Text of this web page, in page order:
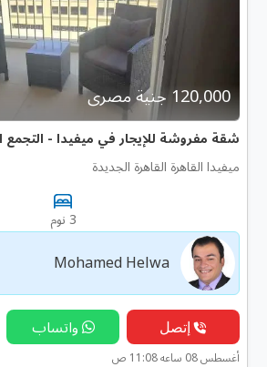
120,000 جنية مصرى
شقة مفروشة للإيجار في ميفيدا -
ميفيدا القاهرة القاهرة الجديدة
3 نوم
Mohamed Helwa
إتصل واتساب
أغسطس 08 ساعه 11:08 ص